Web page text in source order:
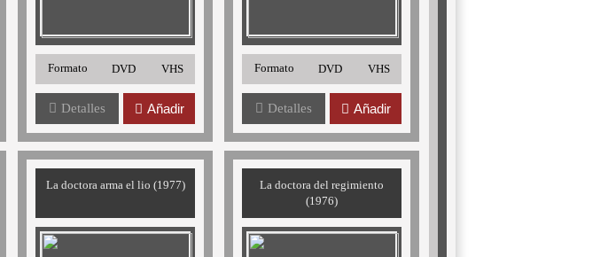
Formato DVD VHS
Detalles Añadir
Formato DVD VHS
Detalles Añadir
La doctora arma el lio (1977)
La doctora del regimiento
(1976)